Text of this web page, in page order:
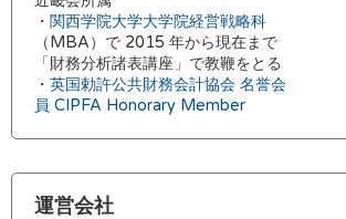
・ 関西学院大学大学院経営戦略科
（MBA）で 2015 年から現在まで
「財務分析諸表講座」で教鞭をとる
・ 英国勅許公共財務会計協会 名誉会
員 CIPFA Honorary Member
運営会社